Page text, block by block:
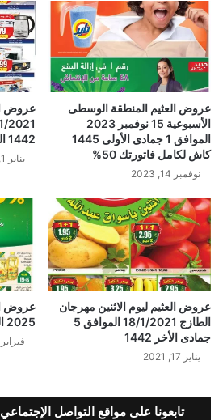
عروض العثيم المنطقة الوسطى
الأسبوعية 15 نوفمبر 2023
الموافق 1 جمادى الأولى 1445
كاش لكامل فاتورتك 50%
نوفمبر 14, 2023
1442 الصفقات الكبرى
يناير 1, 2021
عروض العثيم ليوم الاثنين مهرجان
الطازج 18/1/2021 الموافق 5
جمادى الأخر 1442
يناير 17, 2021
2025 الموافق 6 شعبان 1446
فبراير 4, 2025
تابعونا على مواقع التواصل الإجتماعي